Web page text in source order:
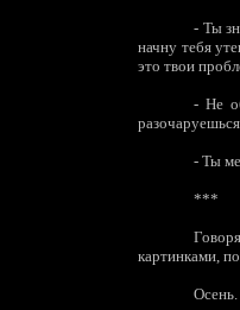
- Ты
начну тебя
это твои
- Не
- Ты
***
картинками,
Осень.